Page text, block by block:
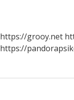
https://grooy.net
https://